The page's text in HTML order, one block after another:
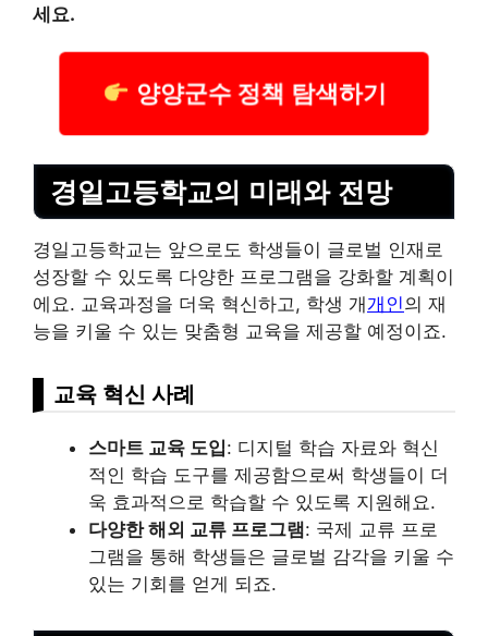
세요.
양양군수 정책 탐색하기
경일고등학교의 미래와 전망
경일고등학교는 앞으로도 학생들이 글로벌 인재로
성장할 수 있도록 다양한 프로그램을 강화할 계획이
에요. 교육과정을 더욱 혁신하고, 학생 개개인의 재
능을 키울 수 있는 맞춤형 교육을 제공할 예정이죠.
교육 혁신 사례
스마트 교육 도입: 디지털 학습 자료와 혁신
적인 학습 도구를 제공함으로써 학생들이 더
욱 효과적으로 학습할 수 있도록 지원해요.
다양한 해외 교류 프로그램: 국제 교류 프로
그램을 통해 학생들은 글로벌 감각을 키울 수
있는 기회를 얻게 되죠.